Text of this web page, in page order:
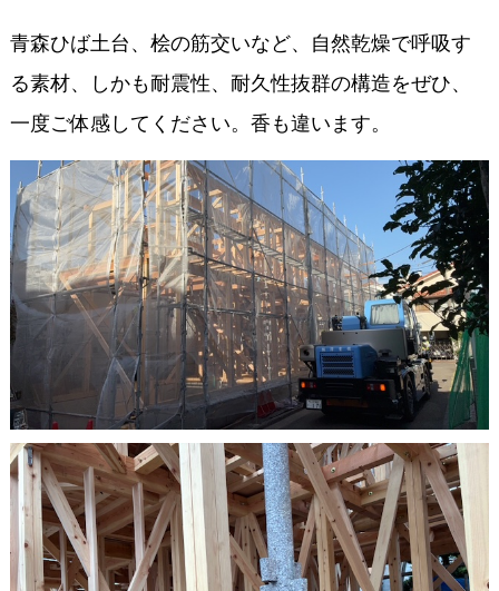
青森ひば土台、桧の筋交いなど、自然乾燥で呼吸す
る素材、しかも耐震性、耐久性抜群の構造をぜひ、
一度ご体感してください。香も違います。